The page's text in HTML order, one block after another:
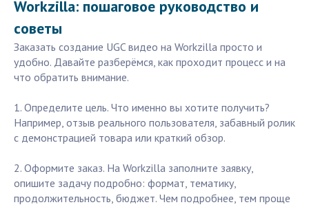
Workzilla: пошаговое руководство и
советы
Заказать создание UGC видео на Workzilla просто и
удобно. Давайте разберёмся, как проходит процесс и на
что обратить внимание.
1. Определите цель. Что именно вы хотите получить?
Например, отзыв реального пользователя, забавный ролик
с демонстрацией товара или краткий обзор.
2. Оформите заказ. На Workzilla заполните заявку,
опишите задачу подробно: формат, тематику,
продолжительность, бюджет. Чем подробнее, тем проще